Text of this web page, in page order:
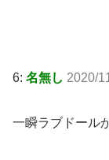
6: 名無し 2020/
一瞬ラブドール